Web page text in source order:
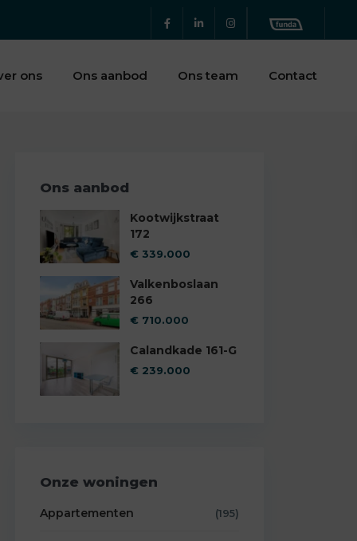
ons Ons aanbod Ons team Contact
Ons aanbod
Kootwijkstraat
172
€ 339.000
Valkenboslaan
266
€ 710.000
Calandkade 161-G
€ 239.000
Onze woningen
Appartementen (195)